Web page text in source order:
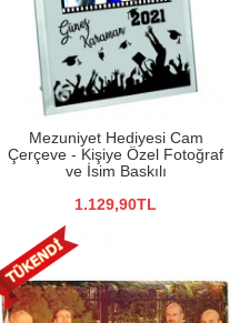
Mezuniyet Hediyesi Cam
Çerçeve - Kişiye Özel Fotoğraf
ve İsim Baskılı
1.129,90TL